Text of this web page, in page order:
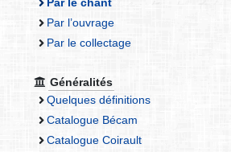
Par l’ouvrage
Par le collectage
Généralités
Quelques définitions
Catalogue Bécam
Catalogue Coirault